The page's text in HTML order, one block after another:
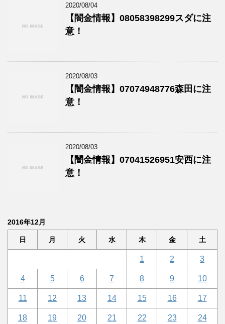
2020/08/04
【闇金情報】08058398299スダに注
意！
2020/08/03
【闇金情報】07074948776森田に注
意！
2020/08/03
【闇金情報】07041526951安西に注
意！
2016年12月
日 月 火 水 木 金 土
1 2 3
4 5 6 7 8 9 10
11 12 13 14 15 16 17
18 19 20 21 22 23 24